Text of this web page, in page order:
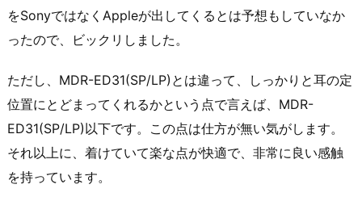
をSonyではなくAppleが出してくるとは予想もしていなか
ったので、ビックリしました。
ただし、MDR-ED31(SP/LP)とは違って、しっかりと耳の定
位置にとどまってくれるかという点で言えば、MDR-
ED31(SP/LP)以下です。この点は仕方が無い気がします。
それ以上に、着けていて楽な点が快適で、非常に良い感触
を持っています。